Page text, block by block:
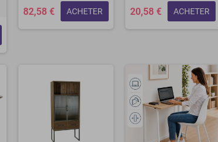
82,58 € ACHETER 20,58 € ACHETER